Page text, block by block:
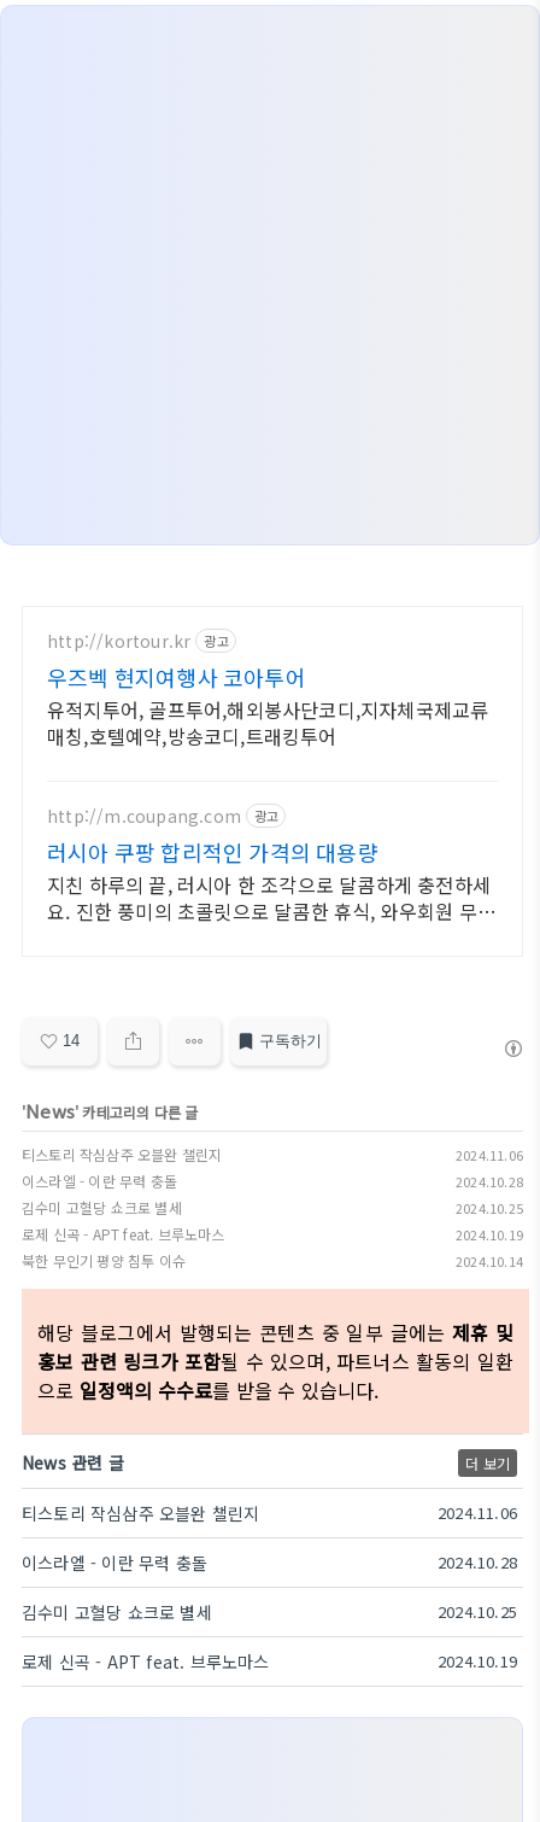
http://kortour.kr 광고
우즈벡 현지여행사 코아투어
유적지투어, 골프투어,해외봉사단코디,지자체국제교류
매칭,호텔예약,방송코디,트래킹투어
http://m.coupang.com 광고
러시아 쿠팡 합리적인 가격의 대용량
지친 하루의 끝, 러시아 한 조각으로 달콤하게 충전하세
요. 진한 풍미의 초콜릿으로 달콤한 휴식, 와우회원 무료
14 구독하기
'News' 카테고리의 다른 글
티스토리 작심삼주 오블완 챌린지 2024.11.06
이스라엘 - 이란 무력 충돌 2024.10.28
김수미 고혈당 쇼크로 별세 2024.10.25
로제 신곡 - APT feat. 브루노마스 2024.10.19
북한 무인기 평양 침투 이슈 2024.10.14
해당 블로그에서 발행되는 콘텐츠 중 일부 글에는 제휴 및
홍보 관련 링크가 포함될 수 있으며, 파트너스 활동의 일환
으로 일정액의 수수료를 받을 수 있습니다.
News 관련 글 더 보기
티스토리 작심삼주 오블완 챌린지 2024.11.06
이스라엘 - 이란 무력 충돌 2024.10.28
김수미 고혈당 쇼크로 별세 2024.10.25
로제 신곡 - APT feat. 브루노마스 2024.10.19